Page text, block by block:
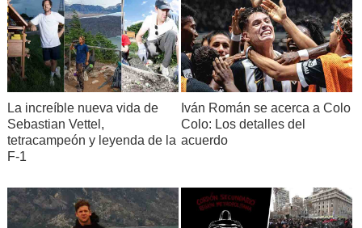
La increíble nueva vida de
Sebastian Vettel,
tetracampeón y leyenda de la
F-1
Iván Román se acerca a Colo
Colo: Los detalles del
acuerdo